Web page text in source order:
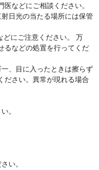
などにご相談ください。
日光の当たる場所には保管
どにご注意ください。 万
るなどの処置を行ってくだ
、目に入ったときは擦らず
ださい。異常が現れる場合
。
い。